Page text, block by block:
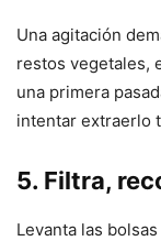
Una agitación
restos vegetales,
una primera
intentar extraerlo
5. Filtra,
Levanta las